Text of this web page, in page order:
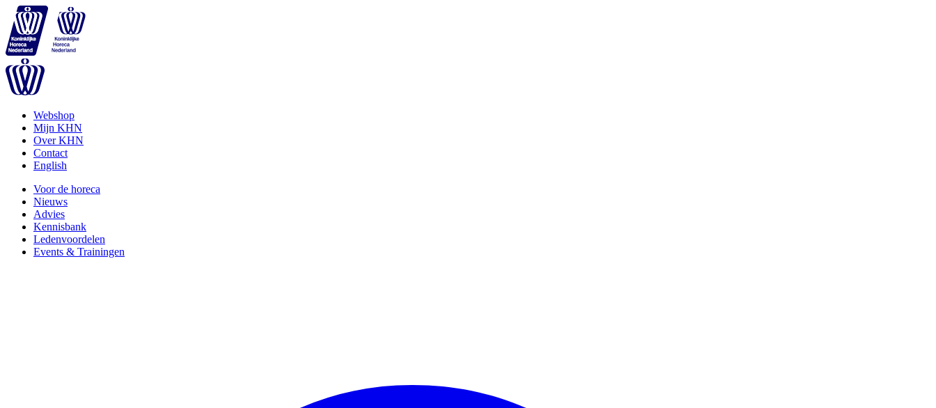
Webshop
Mijn KHN
Over KHN
Contact
English
Voor de horeca
Nieuws
Advies
Kennisbank
Ledenvoordelen
Events & Trainingen